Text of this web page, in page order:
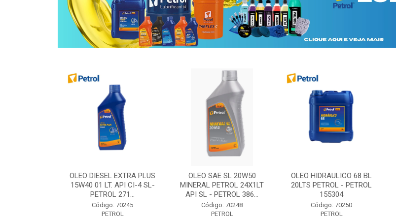
OLEO DIESEL EXTRA PLUS
15W40 01 LT. API CI-4 SL-
PETROL 271...
Código: 70245
PETROL
OLEO SAE SL 20W50
MINERAL PETROL 24X1LT
API SL - PETROL 386...
Código: 70248
PETROL
OLEO HIDRAULICO 68 BL
20LTS PETROL - PETROL
155304
Código: 70250
PETROL